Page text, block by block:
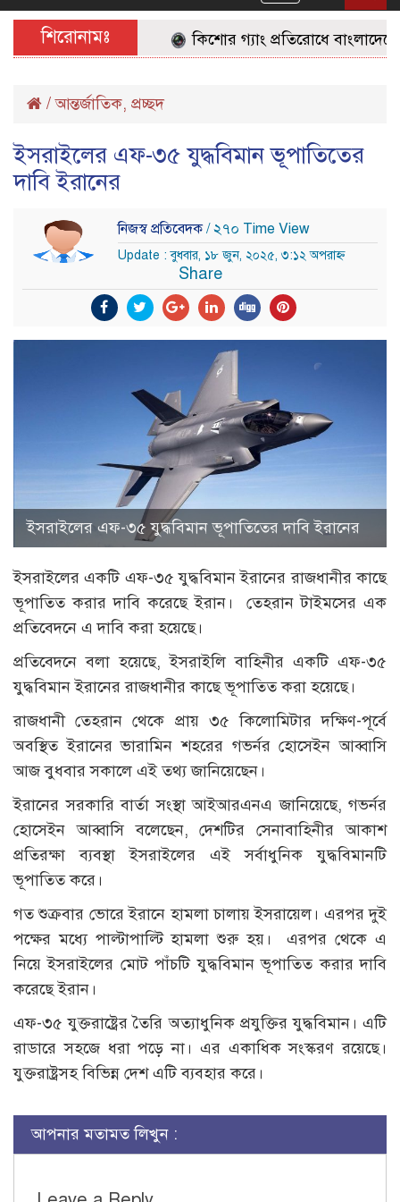
navigation
শিরোনামঃ কিশোর গ্যাং প্রতিরোধে
/আন্তর্জাতিক, প্রচ্ছদ
ইসরাইলের এফ-৩৫ যুদ্ধবিমান ভূপাতিতের
দাবি ইরানের
নিজস্ব প্রতিবেদক/ ২৭০ Time View
Update : বুধবার, ১৮ জুন, ২০২৫, ৩:১২ অপরাহ্ন
Share
ইসরাইলের এফ-৩৫ যুদ্ধবিমান ভূপাতিতের দাবি ইরানের
ইসরাইলের একটি এফ-৩৫ যুদ্ধবিমান ইরানের রাজধানীর কাছে
ভূপাতিত করার দাবি করেছে ইরান। তেহরান টাইমসের এক
প্রতিবেদনে এ দাবি করা হয়েছে।
প্রতিবেদনে বলা হয়েছে, ইসরাইলি বাহিনীর একটি এফ-৩৫
যুদ্ধবিমান ইরানের রাজধানীর কাছে ভূপাতিত করা হয়েছে।
রাজধানী তেহরান থেকে প্রায় ৩৫ কিলোমিটার দক্ষিণ-পূর্বে
অবস্থিত ইরানের ভারামিন শহরের গভর্নর হোসেইন আব্বাসি
আজ বুধবার সকালে এই তথ্য জানিয়েছেন।
ইরানের সরকারি বার্তা সংস্থা আইআরএনএ জানিয়েছে, গভর্নর
হোসেইন আব্বাসি বলেছেন, দেশটির সেনাবাহিনীর আকাশ
প্রতিরক্ষা ব্যবস্থা ইসরাইলের এই সর্বাধুনিক যুদ্ধবিমানটি
ভূপাতিত করে।
গত শুক্রবার ভোরে ইরানে হামলা চালায় ইসরায়েল। এরপর দুই
পক্ষের মধ্যে পাল্টাপাল্টি হামলা শুরু হয়। এরপর থেকে এ
নিয়ে ইসরাইলের মোট পাঁচটি যুদ্ধবিমান ভূপাতিত করার দাবি
করেছে ইরান।
এফ-৩৫ যুক্তরাষ্ট্রের তৈরি অত্যাধুনিক প্রযুক্তির যুদ্ধবিমান। এটি
রাডারে সহজে ধরা পড়ে না। এর একাধিক সংস্করণ রয়েছে।
যুক্তরাষ্ট্রসহ বিভিন্ন দেশ এটি ব্যবহার করে।
আপনার মতামত লিখুন :